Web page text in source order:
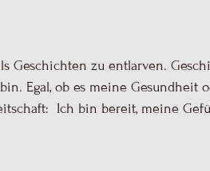
Geschichten zu entlarven.
Egal, ob es meine Gesundheit
Ich bin bereit, meine